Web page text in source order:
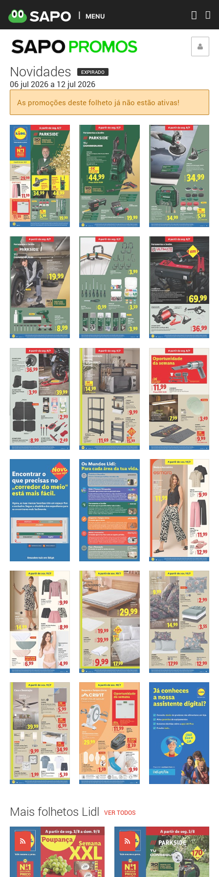
MENU
Novidades EXPIRADO
06 jul 2026 a 12 jul 2026
As promoções deste folheto já não estão ativas!
Mais folhetos Lidl VER TODOS